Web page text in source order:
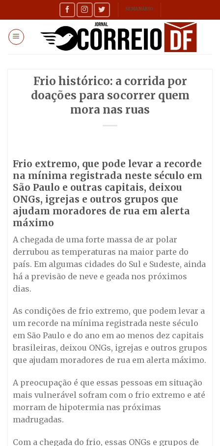
to
content
SEMANÁRIO
Frio histórico: a corrida por
doações para socorrer quem
mora nas ruas
Frio extremo, que pode levar a recorde
na mínima registrada neste século em
São Paulo e outras capitais, deixou
ONGs, igrejas e outros grupos que
ajudam moradores de rua em alerta
máximo
A chegada de uma forte massa de ar polar
derrubou as temperaturas na maior parte do
país. Em algumas cidades do Sul e Sudeste, ainda
há a previsão de neve e geada nos próximos
dias.
As condições de frio extremo, que podem levar a
um recorde na mínima registrada neste século
em São Paulo e do ano em ao menos dez capitais
brasileiras, deixou ONGs, igrejas e outros grupos
que ajudam moradores de rua em alerta máximo.
A preocupação é que essas pessoas em situação
mais vulnerável sofram com o frio extremo e até
morram de hipotermia nas próximas
madrugadas.
Com a chegada do frio, essas ONGs e grupos de